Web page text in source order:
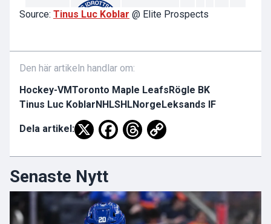
Source: Tinus Luc Koblar @ Elite Prospects
Den här artikeln handlar om:
Hockey-VMToronto Maple Leafs Rögle BK
Tinus Luc Koblar NHLSHLNorge Leksands IF
Dela artikel:
Senaste Nytt